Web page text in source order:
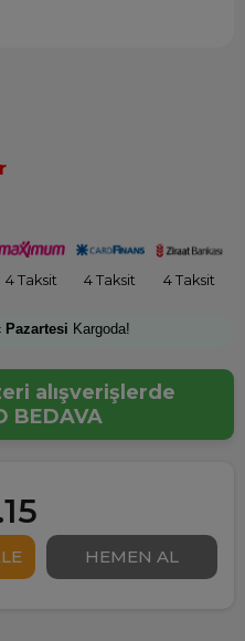
4 Taksit 4 Taksit 4 Taksit
Pazartesi Kargoda!
alışverişlerde
BEDAVA